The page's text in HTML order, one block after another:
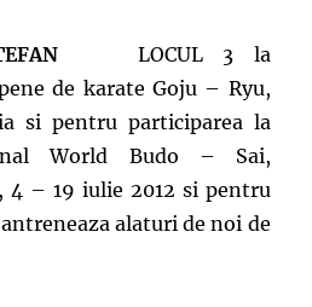
STEFAN LOCUL 3 la
de karate Goju – Ryu,
si pentru participarea la
World Budo – Sai,
4 – 19 iulie 2012 si pentru
alaturi de noi de